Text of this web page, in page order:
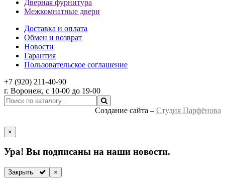
Дверная фурнитура
Межкомнатные двери
Доставка и оплата
Обмен и возврат
Новости
Гарантия
Пользовательское соглашение
+7 (920) 211-40-90
г. Воронеж, с 10-00 до 19-00
Создание сайта – Студия Парфёнова
×
Ура! Вы подписаны на наши новости.
Закрыть ×